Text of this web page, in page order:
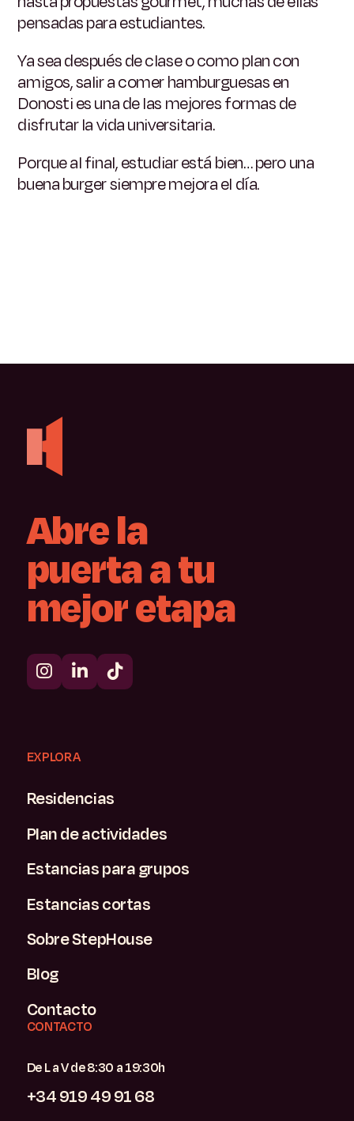
pensadas para estudiantes.
Ya sea después de clase o como plan con
amigos, salir a comer hamburguesas en
Donosti es una de las mejores formas de
disfrutar la vida universitaria.
Porque al final, estudiar está bien… pero una
buena burger siempre mejora el día.
Abrela
puertaatu
mejoretapa
EXPLORA
Residencias
Plan de actividades
Estancias para grupos
Estancias cortas
Sobre StepHouse
Blog
Contacto
CONTACTO
De L a V de 8:30 a 19:30h
+34 919 49 91 68